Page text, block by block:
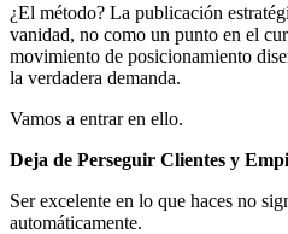
¿El método? La publicación
vanidad, no como un punto en el
movimiento de posicionamiento
la verdadera demanda.
Vamos a entrar en ello.
Deja de Perseguir Clientes y
Ser excelente en lo que haces no
automáticamente.